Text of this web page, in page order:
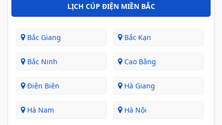
LỊCH CÚP ĐIỆN MIỀN BẮC
Bắc Giang Bắc Kạn
Bắc Ninh Cao Bằng
Điện Biên Hà Giang
Hà Nam Hà Nội